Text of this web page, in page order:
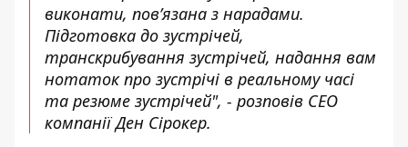
виконати, пов’язана з нарадами.
Підготовка до зустрічей,
транскрибування зустрічей, надання вам
нотаток про зустрічі в реальному часі
та резюме зустрічей", - розповів CEO
компанії Ден Сірокер.